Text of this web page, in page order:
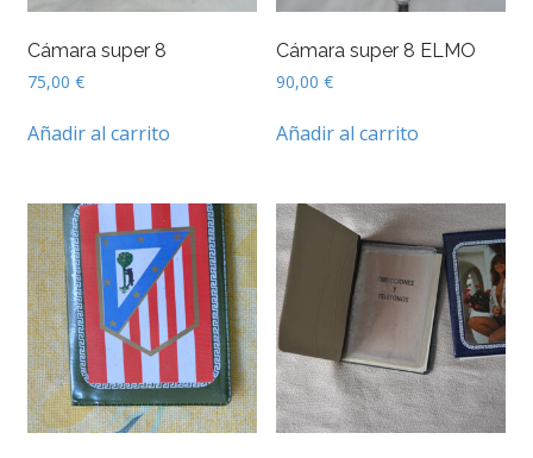
Cámara super 8
75,00 €
Añadir al carrito
Cámara super 8 ELMO
90,00€
Añadir al carrito